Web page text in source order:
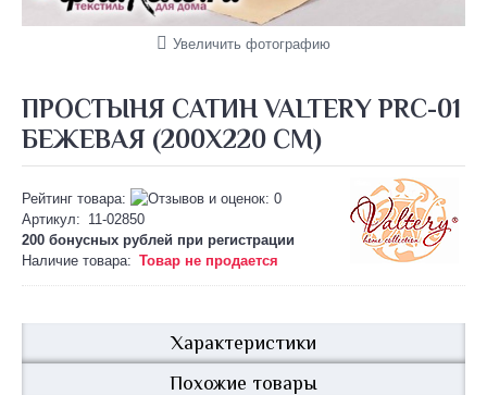
Увеличить фотографию
ПРОСТЫНЯ САТИН VALTERY PRC-01
БЕЖЕВАЯ (200Х220 СМ)
Рейтинг товара:
Артикул: 11-02850
200 бонусных рублей при регистрации
Наличие товара: Товар не продается
Характеристики
Похожие товары